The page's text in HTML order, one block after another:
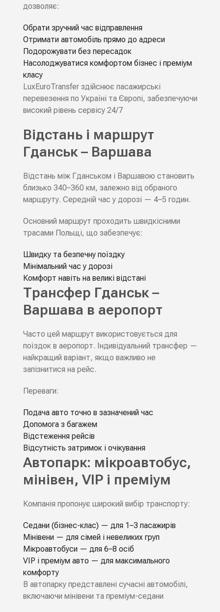
дозволяє:
Обрати зручний час відправлення
Отримати автомобіль прямо до адреси
Подорожувати без пересадок
Насолоджуватися комфортом бізнес і преміум
класу
LuxEuroTransfer здійснює пасажирські
перевезення по Україні та Європі, забезпечуючи
високий рівень сервісу 24/7
Відстань і маршрут
Гданськ – Варшава
Відстань між Гданськом і Варшавою становить
близько 340–360 км, залежно від обраного
маршруту. Середній час у дорозі — 4–5 годин.
Основний маршрут проходить швидкісними
трасами Польщі, що забезпечує:
Швидку та безпечну поїздку
Мінімальний час у дорозі
Комфорт навіть на великі відстані
Трансфер Гданськ –
Варшава в аеропорт
Часто цей маршрут використовується для
поїздок в аеропорт. Індивідуальний трансфер —
найкращий варіант, якщо важливо не
запізнитися на рейс.
Переваги:
Подача авто точно в зазначений час
Допомога з багажем
Відстеження рейсів
Відсутність затримок і очікування
Автопарк: мікроавтобус,
мінівен, VIP і преміум
Компанія пропонує широкий вибір транспорту:
Седани (бізнес-клас) — для 1–3 пасажирів
Мінівени — для сімей і невеликих груп
Мікроавтобуси — для 6–8 осіб
VIP і преміум авто — для максимального
комфорту
В автопарку представлені сучасні автомобілі,
включаючи мінівени та преміум-седани